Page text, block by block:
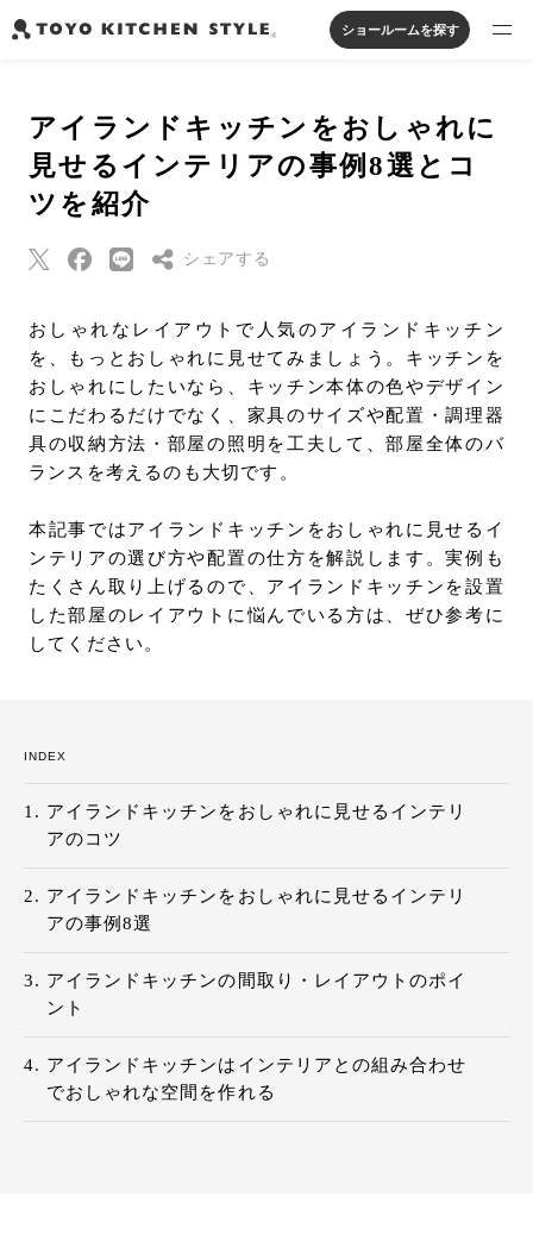
オープンキッチン アイランドキッチン
ペニンシュラキッチン 壁付けキッチン 対面キッチン
セパレートキッチン
システムキッチン
家具・照明・タイル
バス・洗面
実例から探す
オンラインストア
よくあるご質問
お問い合わせ
サポート
LANGUAGE : JP
EN CN
ショールームを探す
アイランドキッチンをおしゃれに
見せるインテリアの事例8選とコ
ツを紹介
シェアする
Threads
Pinterest
はてなブックマー
ク
Eメールで送信
おしゃれなレイアウトで人気のアイランドキッチン
を、もっとおしゃれに見せてみましょう。キッチンを
おしゃれにしたいなら、キッチン本体の色やデザイン
にこだわるだけでなく、家具のサイズや配置・調理器
具の収納方法・部屋の照明を工夫して、部屋全体のバ
ランスを考えるのも大切です。
本記事ではアイランドキッチンをおしゃれに見せるイ
ンテリアの選び方や配置の仕方を解説します。実例も
たくさん取り上げるので、アイランドキッチンを設置
した部屋のレイアウトに悩んでいる方は、ぜひ参考に
してください。
INDEX
アイランドキッチンをおしゃれに見せるインテリ
アのコツ
アイランドキッチンをおしゃれに見せるインテリ
アの事例8選
アイランドキッチンの間取り・レイアウトのポイ
ント
アイランドキッチンはインテリアとの組み合わせ
でおしゃれな空間を作れる